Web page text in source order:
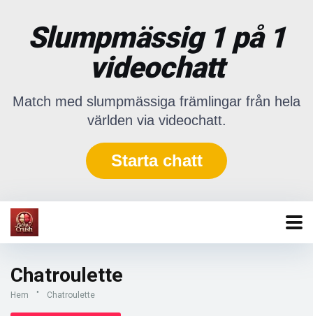
Slumpmässig 1 på 1
videochatt
Match med slumpmässiga främlingar från hela
världen via videochatt.
Starta chatt
Chatroulette
Hem " Chatroulette